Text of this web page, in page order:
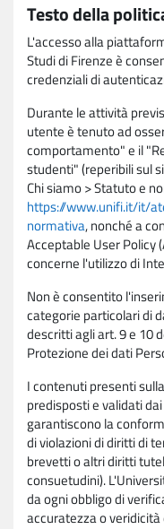
Testo della
L'accesso alla
Studi di Firenze è
credenziali di
Durante le attività
utente è tenuto ad
comportamento" e il
studenti" (reperibili sul
Chi siamo > Statuto e
https://www.unifi.it/it/
normativa, nonché a
Acceptable User Policy
concerne l'utilizzo di
Non è consentito
categorie particolari di
descritti agli art. 9 e 10
Protezione dei dati
I contenuti presenti
predisposti e validati
garantiscono la
di violazioni di diritti di
brevetti o altri diritti
consuetudini).
da ogni obbligo di
accuratezza o